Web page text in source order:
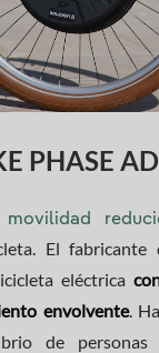
PHASE
movilidad
El fabricante
eléctrica
envolvente.
de personas